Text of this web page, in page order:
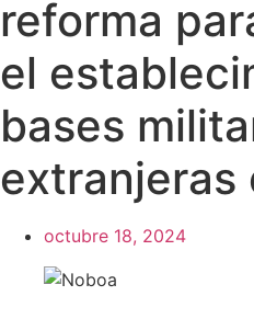
reforma
el
bases
extranjeras
octubre 18, 2024